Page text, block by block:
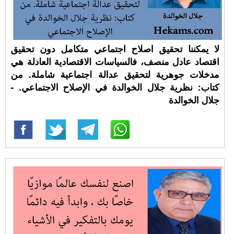
لا يمكننا تحقيق اصلاح اجتماعي متكامل دون تحقيق
اقتصاد عادل منصف، فالسياسات الاقتصادية العادلة هي
مدخلات جوهرية لتحقيق عدالة اجتماعية شاملة. من
كتاب: نظرية جلال الخوالدة في الإصلاح الاجتماعي. -
جلال الخوالدة